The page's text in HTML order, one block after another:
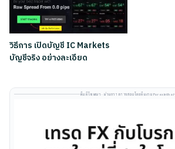
วิธีการ เปิดบัญชี IC Markets
บัญชีจริง อย่างละเอียด
พื้นที่โฆษณา · ผ่านการตรวจสอบโดยทีมงาน Forexinthai